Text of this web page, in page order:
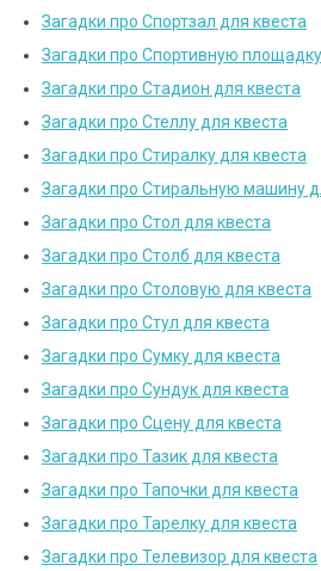
Загадки про Спортзал для квеста
Загадки про Спортивную
Загадки про Стадион для квеста
Загадки про Стеллу для квеста
Загадки про Стиралку для квеста
Загадки про Стиральную машину
Загадки про Стол для квеста
Загадки про Столб для квеста
Загадки про Столовую для квеста
Загадки про Стул для квеста
Загадки про Сумку для квеста
Загадки про Сундук для квеста
Загадки про Сцену для квеста
Загадки про Тазик для квеста
Загадки про Тапочки для квеста
Загадки про Тарелку для квеста
Загадки про Телевизор для квеста